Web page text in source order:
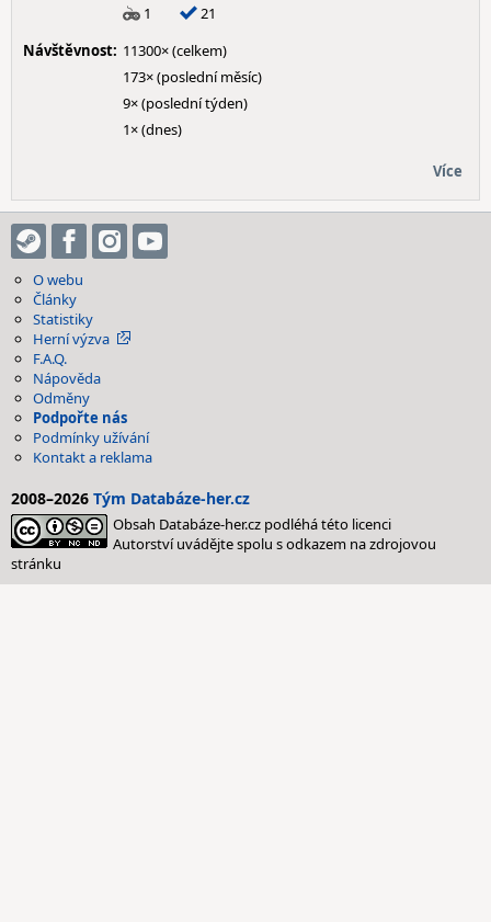
1
21
Návštěvnost: 11300× (celkem)
173× (poslední měsíc)
9× (poslední týden)
1× (dnes)
Více
O webu
Články
Statistiky
Herní výzva
F.A.Q.
Nápověda
Odměny
Podpořte nás
Podmínky užívání
Kontakt a reklama
2008–2026 Tým Databáze-her.cz
Obsah Databáze-her.cz podléhá této licenci
Autorství uvádějte spolu s odkazem na zdrojovou
stránku